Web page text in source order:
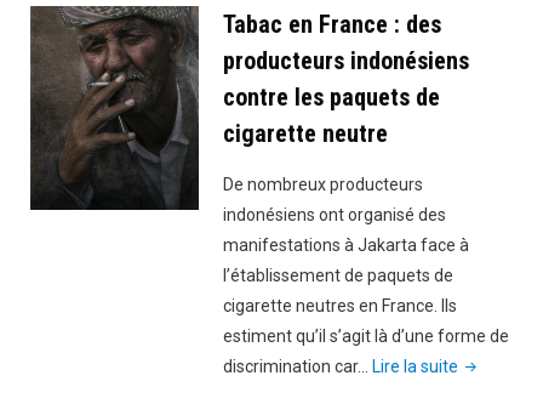
de
20
tabagisme
votre
visage"
Tabac en France : des
producteurs indonésiens
contre les paquets de
cigarette neutre
De nombreux producteurs
indonésiens ont organisé des
manifestations à Jakarta face à
l’établissement de paquets de
cigarette neutres en France. Ils
estiment qu’il s’agit là d’une forme de
discrimination car…
Lire la suite "Tabac